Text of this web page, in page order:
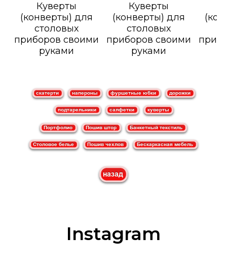
Куверты
(конверты) для
столовых
приборов своими
руками
Куверты
(конверты) для
столовых
приборов своими
руками
Instagram